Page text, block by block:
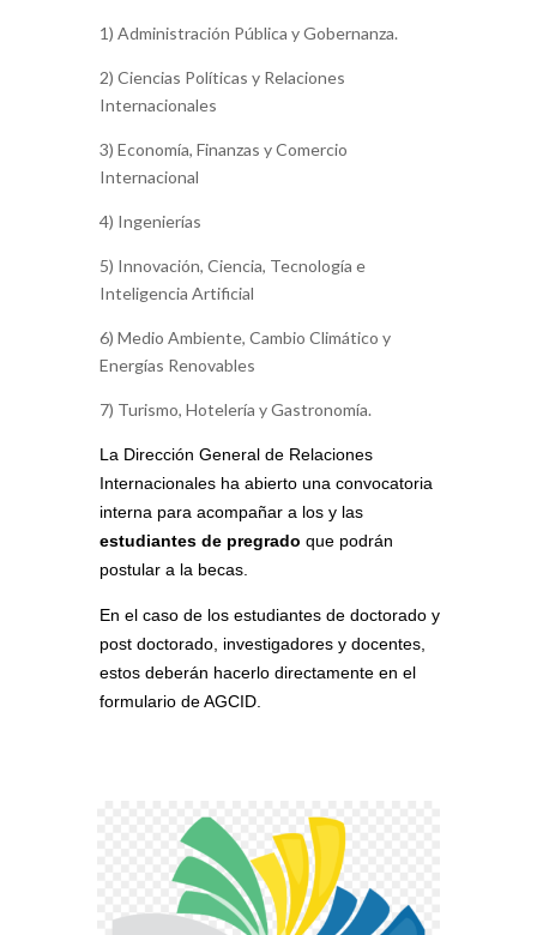
1) Administración Pública y Gobernanza.
2) Ciencias Políticas y Relaciones
Internacionales
3) Economía, Finanzas y Comercio
Internacional
4) Ingenierías
5) Innovación, Ciencia, Tecnología e
Inteligencia Artificial
6) Medio Ambiente, Cambio Climático y
Energías Renovables
7) Turismo, Hotelería y Gastronomía.
La Dirección General de Relaciones
Internacionales ha abierto una convocatoria
interna para acompañar a los y las
estudiantes de pregrado que podrán
postular a la becas.
En el caso de los estudiantes de doctorado y
post doctorado, investigadores y docentes,
estos deberán hacerlo directamente en el
formulario de AGCID.